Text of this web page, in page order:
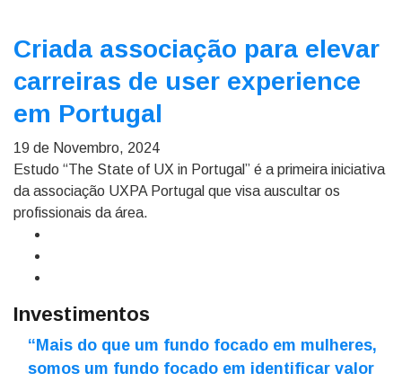
Criada associação para elevar
carreiras de user experience
em Portugal
19 de Novembro, 2024
Estudo “The State of UX in Portugal” é a primeira iniciativa
da associação UXPA Portugal que visa auscultar os
profissionais da área.
Investimentos
“Mais do que um fundo focado em mulheres,
somos um fundo focado em identificar valor